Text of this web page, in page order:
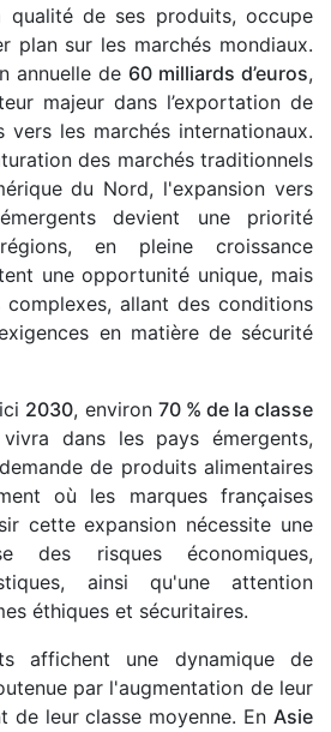
de ses produits, occupe
plan sur les marchés mondiaux.
annuelle de 60 milliards d’euros,
majeur dans l’exportation de
vers les marchés internationaux.
des marchés traditionnels
du Nord, l'expansion vers
devient une priorité
en pleine croissance
une opportunité unique, mais
allant des conditions
en matière de sécurité
2030, environ 70 % de la classe
dans les pays émergents,
de produits alimentaires
où les marques françaises
cette expansion nécessite une
des risques économiques,
ainsi qu'une attention
éthiques et sécuritaires.
affichent une dynamique de
par l'augmentation de leur
de leur classe moyenne. En Asie